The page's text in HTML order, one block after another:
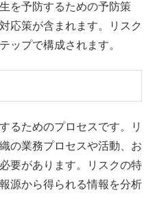
を予防するための予防策
応策が含まれます。リスク
ップで構成されます。
るためのプロセスです。リ
の業務プロセスや活動、お
要があります。リスクの特
源から得られる情報を分析